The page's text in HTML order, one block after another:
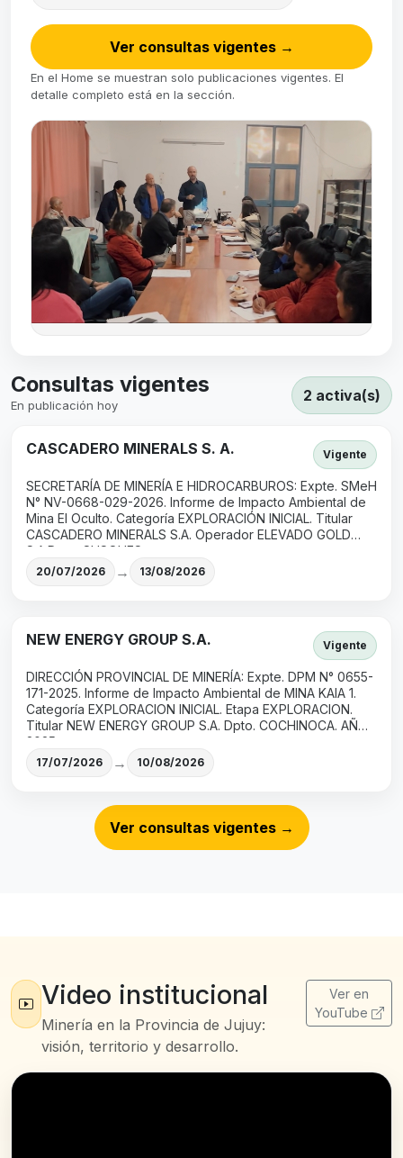
Ver consultas vigentes →
En el Home se muestran solo publicaciones vigentes. El
detalle completo está en la sección.
Consultas vigentes
En publicación hoy
2 activa(s)
CASCADERO MINERALS S. A. Vigente
SECRETARÍA DE MINERÍA E HIDROCARBUROS: Expte. SMeH
N° NV-0668-029-2026. Informe de Impacto Ambiental de
Mina El Oculto. Categoría EXPLORACIÓN INICIAL. Titular
CASCADERO MINERALS S.A. Operador ELEVADO GOLD
S.A.Dpto. SUSQUES.
20/07/2026 → 13/08/2026
NEW ENERGY GROUP S.A. Vigente
DIRECCIÓN PROVINCIAL DE MINERÍA: Expte. DPM N° 0655-
171-2025. Informe de Impacto Ambiental de MINA KAIA 1.
Categoría EXPLORACION INICIAL. Etapa EXPLORACION.
Titular NEW ENERGY GROUP S.A. Dpto. COCHINOCA. AÑO
2025.
17/07/2026 → 10/08/2026
Ver consultas vigentes →
Video institucional
Minería en la Provincia de Jujuy:
visión, territorio y desarrollo.
Ver en
YouTube